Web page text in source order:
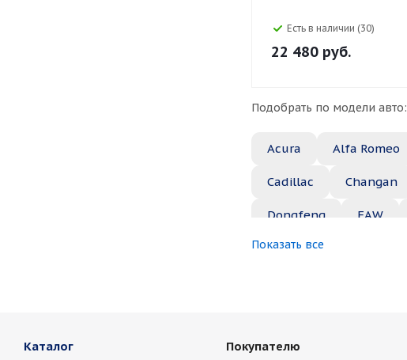
Есть в наличии (30)
22 480 руб.
Подобрать по модели авто:
Acura Alfa Romeo
Cadillac Changan
Dongfeng FAW
Great Wall
Nissan
Показать все
Каталог Покупателю